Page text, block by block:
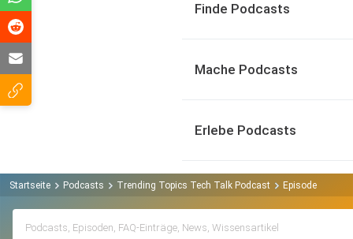
Finde Podcasts
Mache Podcasts
Erlebe Podcasts
Startseite Podcasts Trending Topics Tech Talk Podcast Episode 17: Im